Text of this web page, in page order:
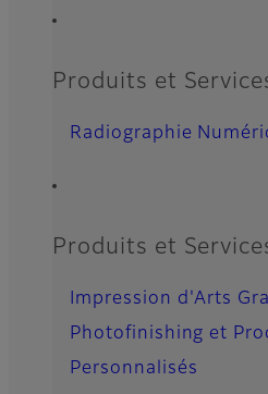
Produits et
Radiographie
Produits et
Impression d'Arts
Photofinishing et
Personnalisés